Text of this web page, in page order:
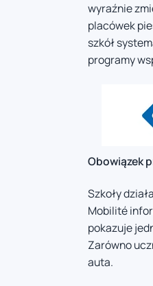
wyraźnie
placówek
szkół
programy
Obowiązek
Szkoły
Mobilité
pokazuje
Zarówno
auta.